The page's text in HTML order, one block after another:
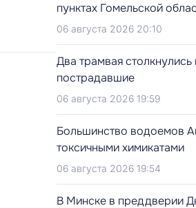
пунктах Гомельской
06 августа 2026 20:10
Два трамвая столкнулись
пострадавшие
06 августа 2026 19:59
Большинство водоемов
токсичными химикатами
06 августа 2026 19:54
В Минске в преддверии